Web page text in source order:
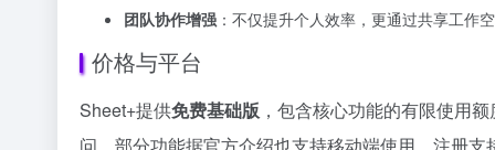
团队协作增强 ：不仅提升个人效率，更通过共享工作
价格与平台
Sheet+提供免费基础版 ，包含核心功能的有限使用